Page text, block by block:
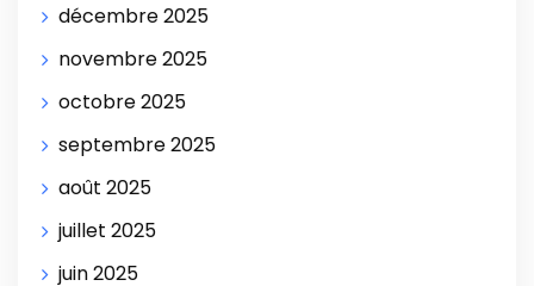
décembre 2025
novembre 2025
octobre 2025
septembre 2025
août 2025
juillet 2025
juin 2025